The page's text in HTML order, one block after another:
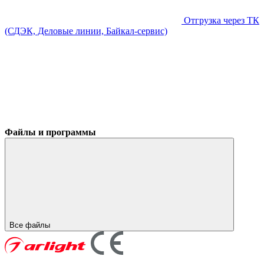
Отгрузка через ТК
(СДЭК, Деловые линии, Байкал-сервис)
Файлы и программы
Все файлы